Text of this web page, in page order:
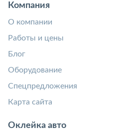
Компания
О компании
Работы и цены
Блог
Оборудование
Спецпредложения
Карта сайта
Оклейка авто